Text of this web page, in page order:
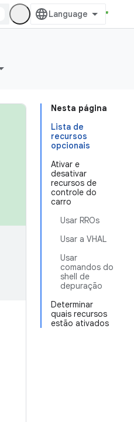
Nesta página
Lista de
recursos
opcionais
Ativar e
desativar
recursos de
controle do
carro
Usar RROs
Usar a VHAL
Usar
comandos do
shell de
depuração
Determinar
quais recursos
estão ativados